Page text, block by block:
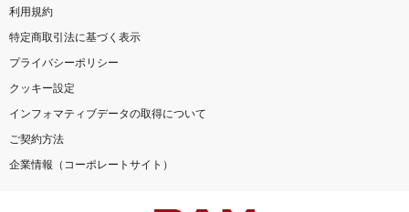
利用規約
特定商取引法に基づく表示
プライバシーポリシー
クッキー設定
インフォマティブデータの取得について
ご契約方法
企業情報（コーポレートサイト）